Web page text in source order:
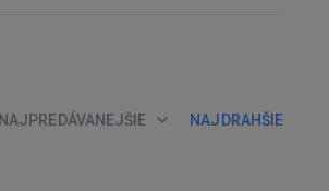
NAJPREDÁVANEJŠIE NAJDRAHŠIE